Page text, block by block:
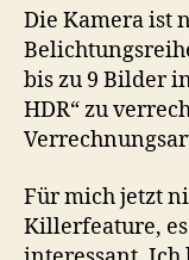
Die Kamera ist
bis zu 9 Bilder
HDR“ zu
Für mich jetzt
Killerfeature,